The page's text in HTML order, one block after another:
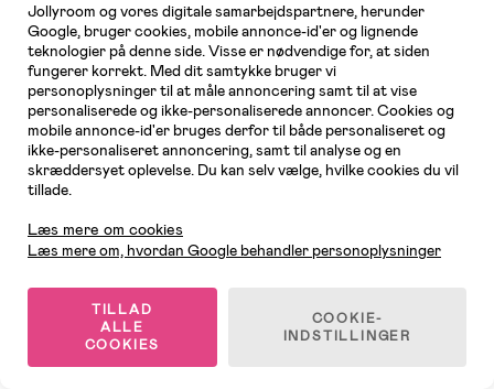
På lager
(0)
BERG Basic Trampolinovertræk
270
189 kr
Midlertidigt udsolgt
(0)
Bestway Xtreme Air 427x286
Jollyroom og vores digitale samarbejdspartnere, herunder
Google, bruger cookies, mobile annonce-id'er og lignende
teknologier på denne side. Visse er nødvendige for, at siden
fungerer korrekt. Med dit samtykke bruger vi
personoplysninger til at måle annoncering samt til at vise
personaliserede og ikke-personaliserede annoncer. Cookies og
mobile annonce-id'er bruges derfor til både personaliseret og
ikke-personaliseret annoncering, samt til analyse og en
skræddersyet oplevelse. Du kan selv vælge, hvilke cookies du vil
tillade.
Læs mere om cookies
Læs mere om, hvordan Google behandler personoplysninger
TILLAD
ALLE
COOKIES
COOKIE-
INDSTILLINGER